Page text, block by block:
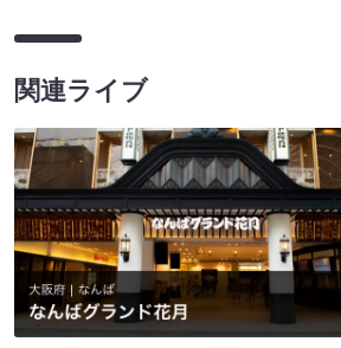
関連ライブ